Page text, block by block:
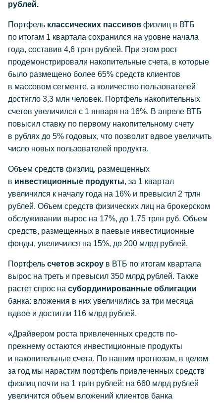
рублей.
Портфель классических пассивов физлиц в ВТБ
по итогам 1 квартала сохранился на уровне начала
года, составив 4,6 трлн рублей. При этом рост
продемонстрировали накопительные счета, в которые
было размещено более 65% средств клиентов
в массовом сегменте, а количество пользователей
достигло 3,3 млн человек. Портфель накопительных
счетов увеличился с 1 января на 16%. В апреле ВТБ
повысил ставку по первому накопительному счету
в рублях до 5% годовых, что позволит вдвое увеличить
число новых пользователей продукта.
Объем средств физлиц, размещенных
в инвестиционные продукты, за 1 квартал
увеличился к началу года на 16% и превысил 2 трлн
рублей. Объем средств физических лиц на брокерском
обслуживании вырос на 17%, до 1,75 трлн руб. Объем
средств, размещенных в паевые инвестиционные
фонды, увеличился на 15%, до 200 млрд рублей.
Портфель счетов эскроу в ВТБ по итогам квартала
вырос на треть и превысил 350 млрд рублей. Также
растет спрос на субординированные облигации
банка: вложения в них увеличились за три месяца
вдвое и достигли 116 млрд рублей.
«Драйвером роста привлеченных средств по-
прежнему остаются инвестиционные продукты
и накопительные счета. По нашим прогнозам, в целом
за год мы нарастим портфель привлеченных средств
физлиц почти на 1 трлн рублей: на 660 млрд рублей
увеличится объем вложений клиентов банка